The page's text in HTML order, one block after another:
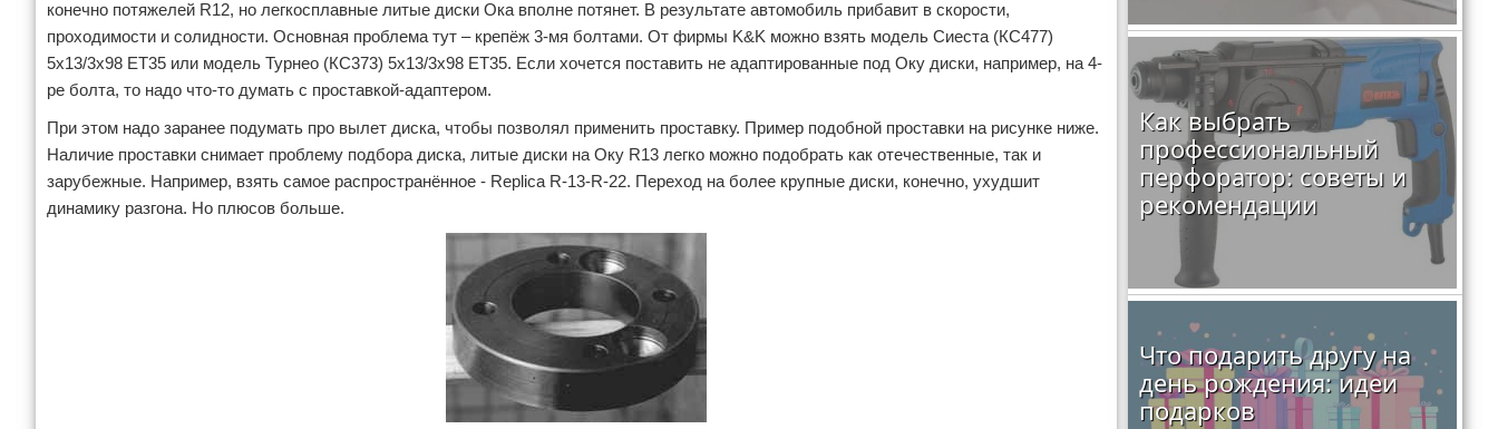
конечно потяжелей R12, но легкосплавные литые диски Ока вполне потянет. В результате автомобиль прибавит в скорости,
проходимости и солидности. Основная проблема тут – крепёж 3-мя болтами. От фирмы K&K можно взять модель Сиеста (КС477)
5х13/3х98 ET35 или модель Турнео (КС373) 5х13/3х98 ET35. Если хочется поставить не адаптированные под Оку диски, например, на 4-
ре болта, то надо что-то думать с проставкой-адаптером.
При этом надо заранее подумать про вылет диска, чтобы позволял применить проставку. Пример подобной проставки на рисунке ниже.
Наличие проставки снимает проблему подбора диска, литые диски на Оку R13 легко можно подобрать как отечественные, так и
зарубежные. Например, взять самое распространённое - Replica R-13-R-22. Переход на более крупные диски, конечно, ухудшит
динамику разгона. Но плюсов больше.
Как выбрать
профессиональный
перфоратор: советы и
рекомендации
Что подарить другу на
день рождения: идеи
подарков